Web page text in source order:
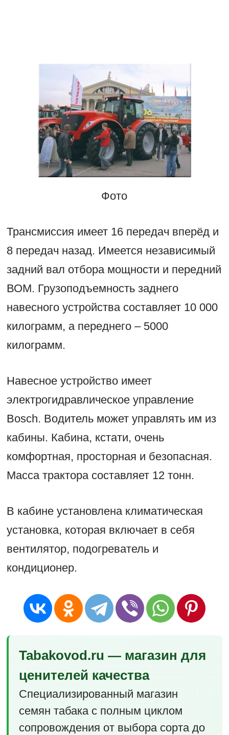
Фото
Трансмиссия имеет 16 передач вперёд и
8 передач назад. Имеется независимый
задний вал отбора мощности и передний
ВОМ. Грузоподъемность заднего
навесного устройства составляет 10 000
килограмм, а переднего – 5000
килограмм.
Навесное устройство имеет
электрогидравлическое управление
Bosch. Водитель может управлять им из
кабины. Кабина, кстати, очень
комфортная, просторная и безопасная.
Масса трактора составляет 12 тонн.
В кабине установлена климатическая
установка, которая включает в себя
вентилятор, подогреватель и
кондиционер.
Tabakovod.ru — магазин для
ценителей качества
Специализированный магазин
семян табака с полным циклом
сопровождения от выбора сорта до